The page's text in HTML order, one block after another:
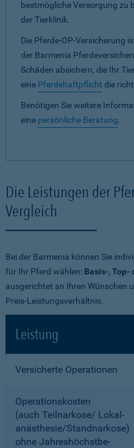
bestmögliche Versorgung zu
der Tierklinik.
Die Pferde-OP-Versicherung
der Barmenia
Schäden absichern, die Ihr
eine Pferdehaftpflicht die
Benötigen Sie weitere
eine persönliche Beratung.
Die Leistungen der
Vergleich
Bei der Barmenia können Sie
für Ihr Pferd wählen: Basis-, Top-
ausgerichtet an Ihren Wünschen
Preis-Leistungsverhältnis.
Leistung
Versicherte Operationen
Operationskosten
(auch Teilnarkose/ Lokal­
anästhesie/Standnarkose)
ohne Jahreshöchstbe­